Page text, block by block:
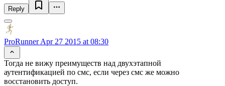
Reply
ProRunnerApr 27 2015 at 08:30
Тогда не вижу преимуществ над двухэтапной
аутентификацией по смс, если через смс же можно
восстановить доступ.